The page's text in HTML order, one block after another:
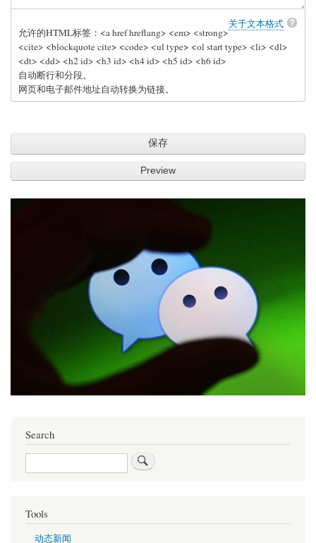
关于文本格式
允许的HTML标签：<a href hreflang> <em> <strong>
<cite> <blockquote cite> <code> <ul type> <ol start type> <li> <dl>
<dt> <dd> <h2 id> <h3 id> <h4 id> <h5 id> <h6 id>
自动断行和分段。
网页和电子邮件地址自动转换为链接。
Search
Search
Tools
动态新闻